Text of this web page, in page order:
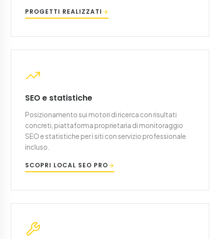
PROGETTI REALIZZATI
SEO e statistiche
Posizionamento sui motori di ricerca con risultati
concreti, piattaforma proprietaria di monitoraggio
SEO e statistiche per i siti con servizio professionale
incluso.
SCOPRI LOCAL SEO PRO